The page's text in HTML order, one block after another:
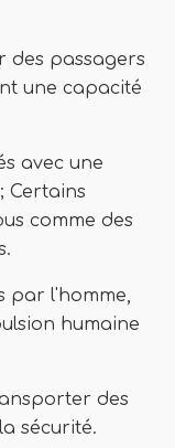
des passagers
une capacité
avec une
Certains
comme des
par l'homme,
humaine
des
sécurité.